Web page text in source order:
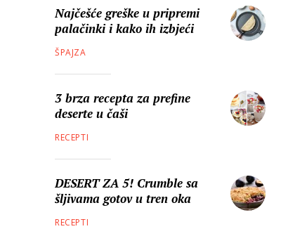
Najčešće greške u pripremi
palačinki i kako ih izbjeći
ŠPAJZA
3 brza recepta za prefine
deserte u čaši
RECEPTI
DESERT ZA 5! Crumble sa
šljivama gotov u tren oka
RECEPTI